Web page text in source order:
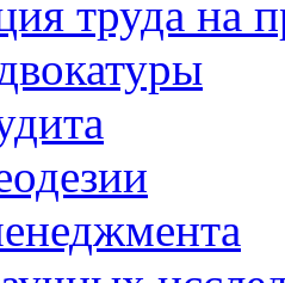
труда на